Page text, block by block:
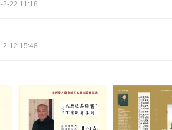
2-22 11:18
2-12 15:48